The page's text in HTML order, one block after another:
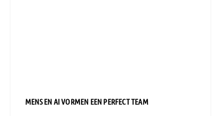
MENS EN AI VORMEN EEN PERFECT TEAM